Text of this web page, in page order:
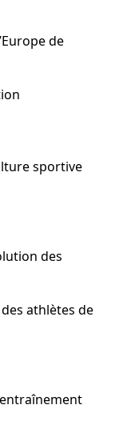
de
sportive
des
athlètes de